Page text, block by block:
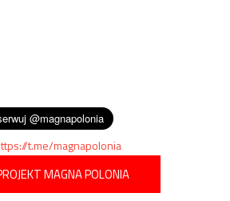
t.me/magnapolonia
MAGNA POLONIA